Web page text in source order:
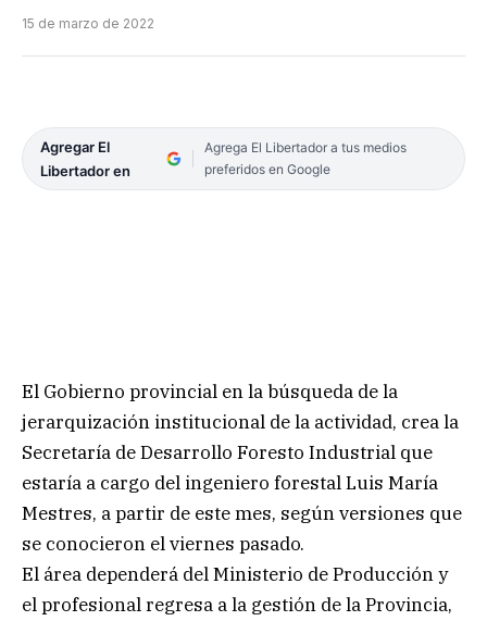
15 de marzo de 2022
Agregar El
Libertador en
Agrega El Libertador a tus medios
preferidos en Google
El Gobierno provincial en la búsqueda de la
jerarquización institucional de la actividad, crea la
Secretaría de Desarrollo Foresto Industrial que
estaría a cargo del ingeniero forestal Luis María
Mestres, a partir de este mes, según versiones que
se conocieron el viernes pasado.
El área dependerá del Ministerio de Producción y
el profesional regresa a la gestión de la Provincia,